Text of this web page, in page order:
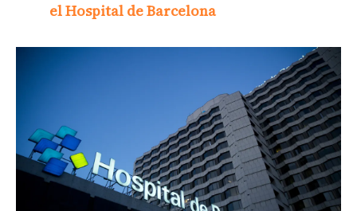
el Hospital de Barcelona